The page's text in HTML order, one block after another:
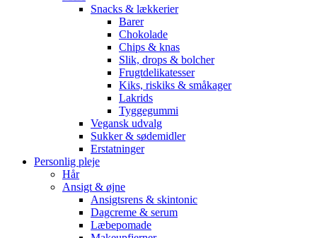
Snacks & lækkerier
Barer
Chokolade
Chips & knas
Slik, drops & bolcher
Frugtdelikatesser
Kiks, riskiks & småkager
Lakrids
Tyggegummi
Vegansk udvalg
Sukker & sødemidler
Erstatninger
Personlig pleje
Hår
Ansigt & øjne
Ansigtsrens & skintonic
Dagcreme & serum
Læbepomade